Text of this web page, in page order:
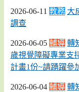
2026-06-11 教務 大
調查
2026-06-05 輔導 轉
歲視覺障礙專業支
計畫1份~請踴躍參
2026-06-04 輔導 轉